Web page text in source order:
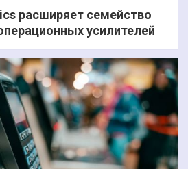
расширяет семейство
усилителей